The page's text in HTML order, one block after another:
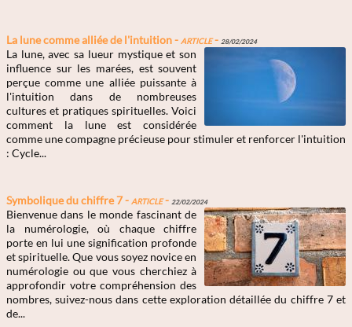
La lune comme alliée de l'intuition -Article- 28/02/2024
La lune, avec sa lueur mystique et son
influence sur les marées, est souvent
perçue comme une alliée puissante à
l'intuition dans de nombreuses
cultures et pratiques spirituelles. Voici
comment la lune est considérée
comme une compagne précieuse pour stimuler et renforcer l'intuition
: Cycle...
Symbolique du chiffre 7 -Article- 22/02/2024
Bienvenue dans le monde fascinant de
la numérologie, où chaque chiffre
porte en lui une signification profonde
et spirituelle. Que vous soyez novice en
numérologie ou que vous cherchiez à
approfondir votre compréhension des
nombres, suivez-nous dans cette exploration détaillée du chiffre 7 et
de...